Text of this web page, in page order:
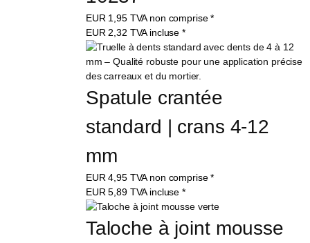
EUR 1,95 TVA non comprise *
EUR 2,32 TVA incluse *
Spatule crantée
standard | crans 4-12
mm
EUR4,95 TVA non comprise *
EUR5,89 TVA incluse *
Taloche à joint mousse